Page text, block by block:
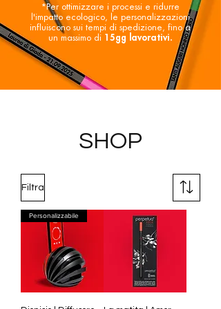
*Per ottimizzare i processi e ridurre
l'impatto ecologico, le personalizzazioni
influiscono sui tempi di spedizione, fino a
un massimo di 15gg lavorativi.
SHOP
Filtra
Personalizzabile